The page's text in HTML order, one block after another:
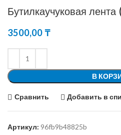
Бутилкаучуковая
3500,00₸
В
Сравнить Добавить в
Артикул: 96fb9b48825b